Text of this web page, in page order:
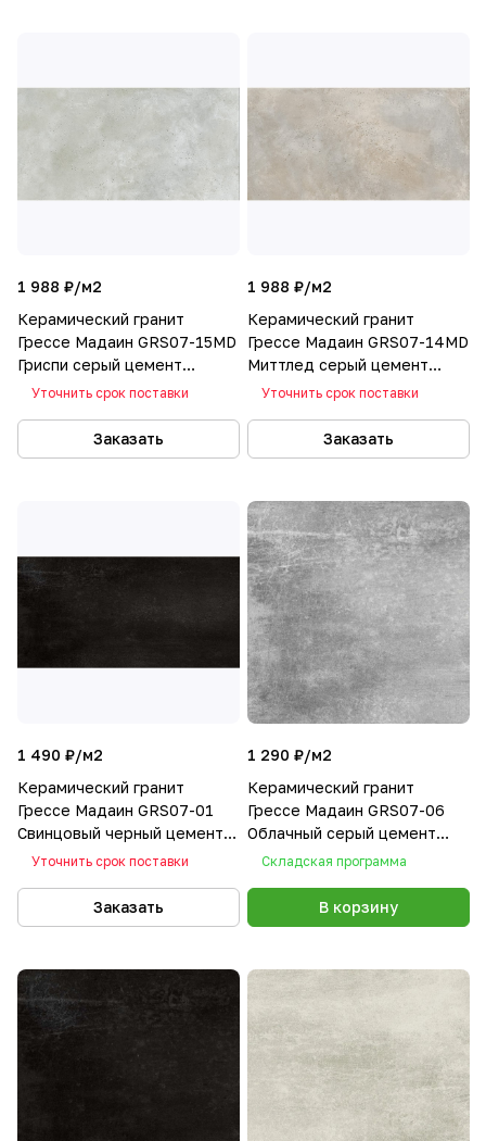
1 988 ₽/м2
Керамический гранит
Грессе Мадаин GRS07-15MD
Гриспи серый цемент
1200x600x10
Уточнить срок поставки
Заказать
1 988 ₽/м2
Керамический гранит
Грессе Мадаин GRS07-14MD
Миттлед серый цемент
1200x600x10
Уточнить срок поставки
Заказать
1 490 ₽/м2
Керамический гранит
Грессе Мадаин GRS07-01
Свинцовый черный цемент
1200x600x10
Уточнить срок поставки
Заказать
1 290 ₽/м2
Керамический гранит
Грессе Мадаин GRS07-06
Облачный серый цемент
600x600x10
Складская программа
В корзину